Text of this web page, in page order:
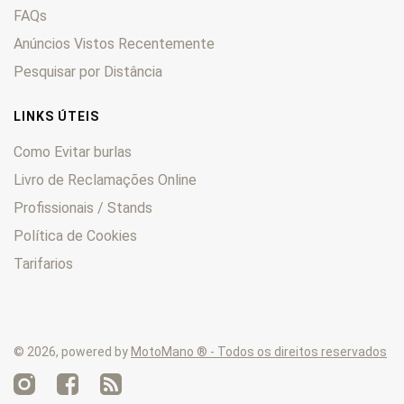
FAQs
Anúncios Vistos Recentemente
Pesquisar por Distância
LINKS ÚTEIS
Como Evitar burlas
Livro de Reclamações Online
Profissionais / Stands
Política de Cookies
Tarifarios
© 2026, powered by MotoMano ® - Todos os direitos reservados